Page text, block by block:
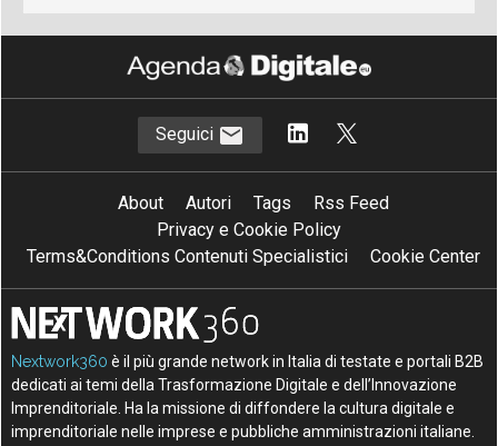
Seguici
About Autori Tags
Rss Feed
Privacy e Cookie Policy
Terms&Conditions Contenuti Specialistici
Cookie Center
Nextwork360 è il più grande network in Italia di testate e portali B2B
dedicati ai temi della Trasformazione Digitale e dell’Innovazione
Imprenditoriale. Ha la missione di diffondere la cultura digitale e
imprenditoriale nelle imprese e pubbliche amministrazioni italiane.